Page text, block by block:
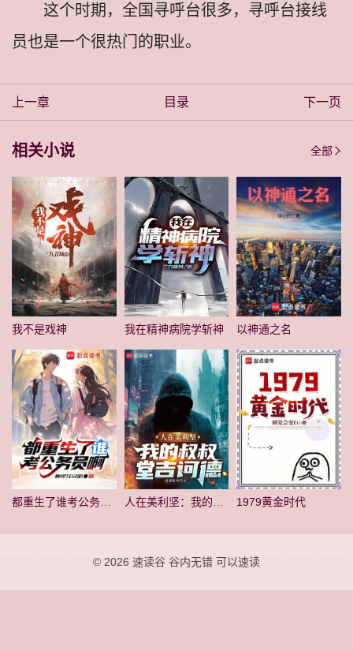
这个时期，全国寻呼台很多，寻呼台接线
员也是一个很热门的职业。
上一章 目录 下一页
相关小说 全部
我不是戏神 我在精神病院学斩神 以神通之名
1979黄金时代
© 2026 速读谷 谷内无错 可以速读